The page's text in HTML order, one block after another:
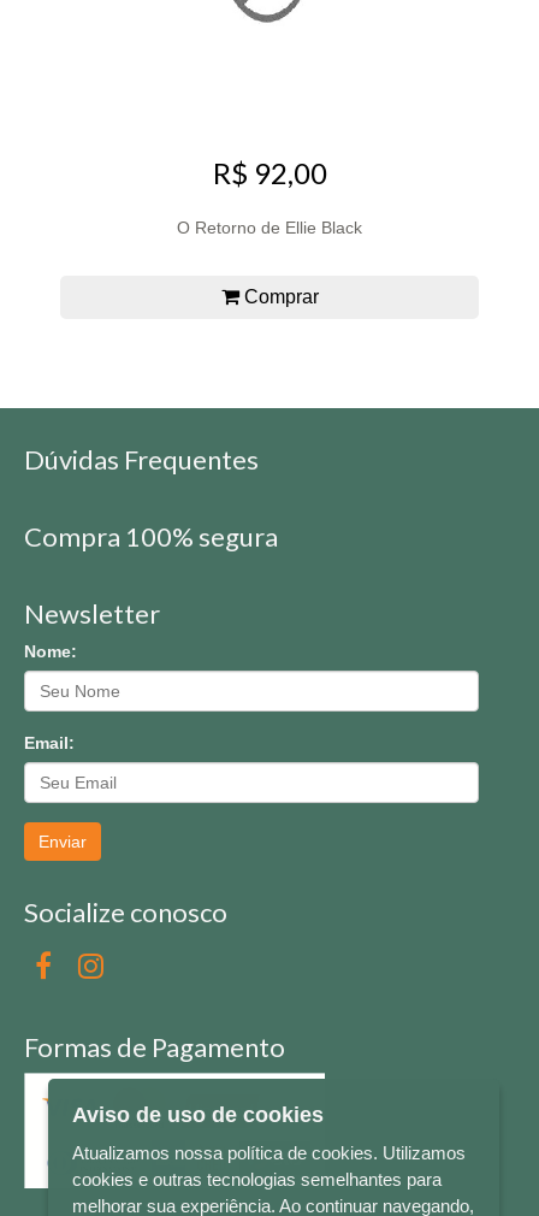
R$ 92,00
O Retorno de Ellie Black
Comprar
Dúvidas Frequentes
Compra 100% segura
Newsletter
Nome:
Email:
Enviar
Socialize conosco
Formas de Pagamento
Aviso de uso de cookies
Atualizamos nossa política de cookies. Utilizamos
cookies e outras tecnologias semelhantes para
melhorar sua experiência. Ao continuar navegando,